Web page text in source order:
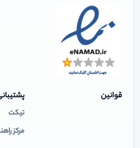
قوانین
تیکت
مرکز